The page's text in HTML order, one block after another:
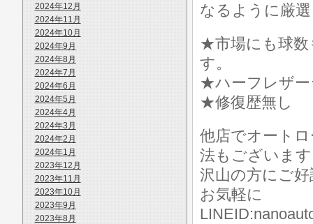
2024年12月
2024年11月
2024年10月
2024年9月
2024年8月
2024年7月
2024年6月
2024年5月
2024年4月
2024年3月
2024年2月
2024年1月
2023年12月
2023年11月
2023年10月
2023年9月
2023年8月
なるように厳
★市場にも球数
す。
★ハーフレザー
★修復歴無し
他店でオート
法もございま
沢山の方にご
お気軽に